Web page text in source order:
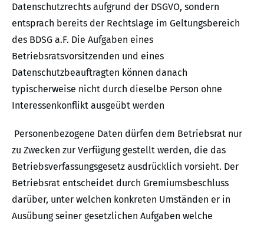
Datenschutzrechts aufgrund der DSGVO, sondern
entsprach bereits der Rechtslage im Geltungsbereich
des BDSG a.F. Die Aufgaben eines
Betriebsratsvorsitzenden und eines
Datenschutzbeauftragten können danach
typischerweise nicht durch dieselbe Person ohne
Interessenkonflikt ausgeübt werden
Personenbezogene Daten dürfen dem Betriebsrat nur
zu Zwecken zur Verfügung gestellt werden, die das
Betriebsverfassungsgesetz ausdrücklich vorsieht. Der
Betriebsrat entscheidet durch Gremiumsbeschluss
darüber, unter welchen konkreten Umständen er in
Ausübung seiner gesetzlichen Aufgaben welche